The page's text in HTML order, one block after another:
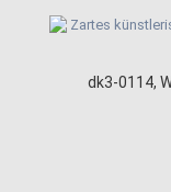
dk3-0114,